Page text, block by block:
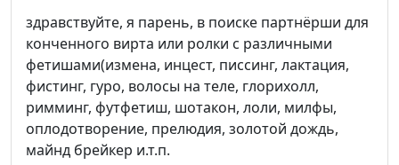
здравствуйте, я парень, в поиске партнёрши для
конченного вирта или ролки с различными
фетишами(измена, инцест, писсинг, лактация,
фистинг, гуро, волосы на теле, глорихолл,
римминг, футфетиш, шотакон, лоли, милфы,
оплодотворение, прелюдия, золотой дождь,
майнд брейкер и.т.п.